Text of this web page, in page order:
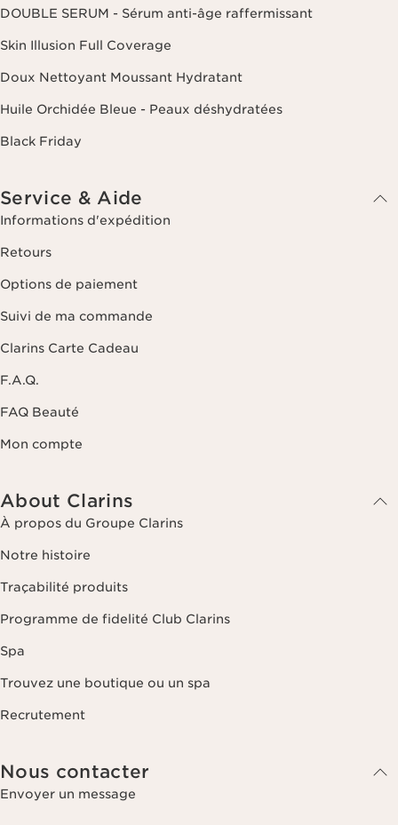
DOUBLE SERUM - Sérum anti-âge raffermissant
Skin Illusion Full Coverage
Doux Nettoyant Moussant Hydratant
Huile Orchidée Bleue - Peaux déshydratées
Black Friday
Service & Aide
Informations d'expédition
Retours
Options de paiement
Suivi de ma commande
Clarins Carte Cadeau
F.A.Q.
FAQ Beauté
Mon compte
About Clarins
À propos du Groupe Clarins
Notre histoire
Traçabilité produits
Programme de fidelité Club Clarins
Spa
Trouvez une boutique ou un spa
Recrutement
Nous contacter
Envoyer un message